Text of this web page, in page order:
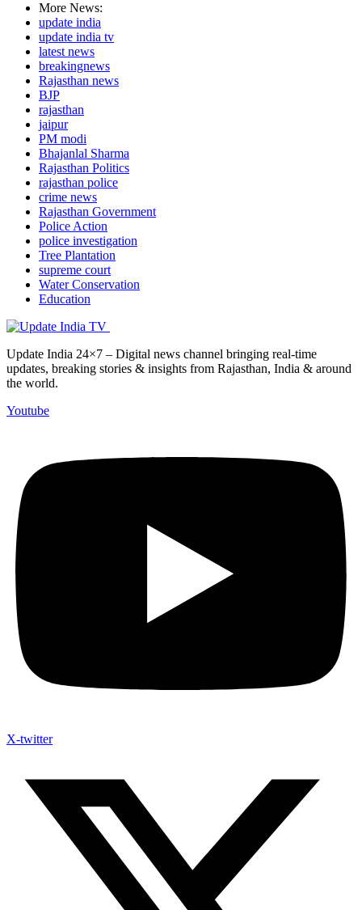
More News:
update india
update india tv
latest news
breakingnews
Rajasthan news
BJP
rajasthan
jaipur
PM modi
Bhajanlal Sharma
Rajasthan Politics
rajasthan police
crime news
Rajasthan Government
Police Action
police investigation
Tree Plantation
supreme court
Water Conservation
Education
Update India 24×7 – Digital news channel bringing real-time
updates, breaking stories & insights from Rajasthan, India & around
the world.
Youtube
X-twitter